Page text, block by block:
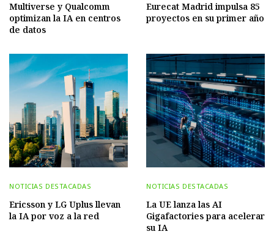
Multiverse y Qualcomm
optimizan la IA en centros
de datos
Eurecat Madrid impulsa 85
proyectos en su primer año
NOTICIAS DESTACADAS
Ericsson y LG Uplus llevan
la IA por voz a la red
NOTICIAS DESTACADAS
La UE lanza las AI
Gigafactories para acelerar
su IA